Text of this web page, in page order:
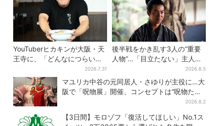
YouTuberヒカキンが大阪・天
王寺に、「どんなにつらい時
でも…」ラーメン愛＆兄セイ
キンとの思い出を語る
2026.7.31
後半戦をかき乱す3人の“重要
人物”…「目立たない」主人
公・仲野太賀も、モブキャラ
→覚醒へ【豊臣兄弟】
2026.8.5
マユリカ中谷の元同居人・さゆりが主役に…大
阪で「呪物展」開催、コンセプトは“呪物たち
2026.8.2
【3日間】モロゾフ「復活してほしい」No.1ス